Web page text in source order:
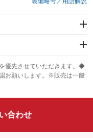
アコン
備なし
ーステアリング
備あり
優先させていただきます。◆
お願いします。※販売は一般
合わせ